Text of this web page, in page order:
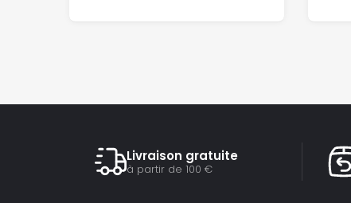
Livraison gratuite
à partir de 100 €